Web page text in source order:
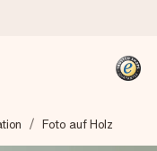
vor und schicken es
richtigen Zeitpunkt
Foto auf Holz